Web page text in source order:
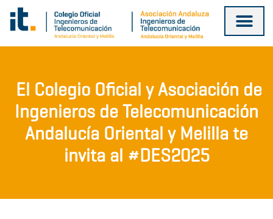
contenido
El Colegio Oficial y Asociación de
Ingenieros de Telecomunicación
Andalucía Oriental y Melilla te
invita al #DES2025